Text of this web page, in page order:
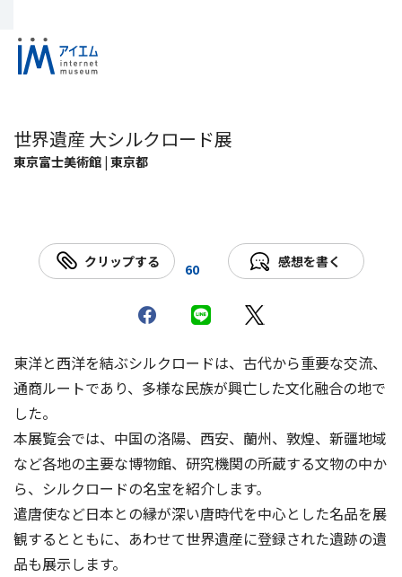
世界遺産 大シルクロード展
東京富士美術館 | 東京都
クリップする 60 感想を書く
東洋と西洋を結ぶシルクロードは、古代から重要な交流、
通商ルートであり、多様な民族が興亡した文化融合の地で
した。
本展覧会では、中国の洛陽、西安、蘭州、敦煌、新疆地域
など各地の主要な博物館、研究機関の所蔵する文物の中か
ら、シルクロードの名宝を紹介します。
遣唐使など日本との縁が深い唐時代を中心とした名品を展
観するとともに、あわせて世界遺産に登録された遺跡の遺
品も展示します。